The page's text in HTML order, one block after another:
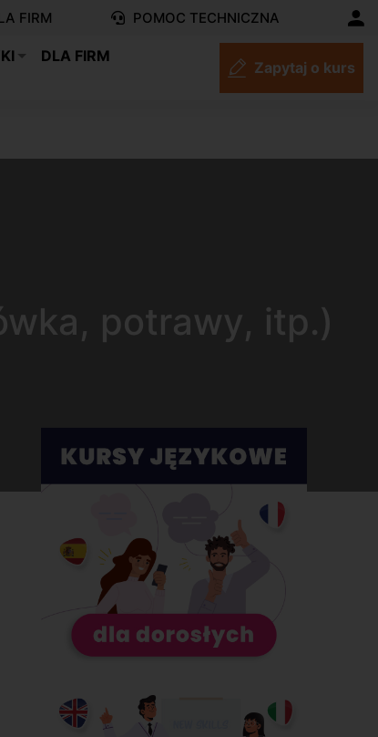
FIRM POMOC TECHNICZNA
DLA FIRM
Zapytaj o kurs
potrawy, itp.)